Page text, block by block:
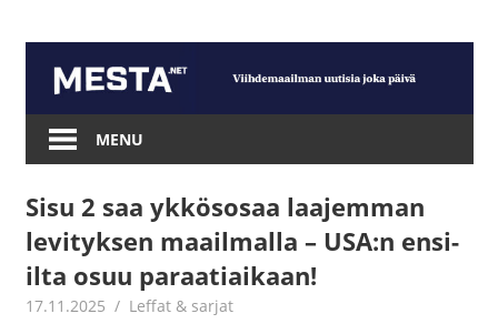
content
Mesta.net
MENU
Sisu 2 saa ykkösosaa laajemman
levityksen maailmalla – USA:n ensi-
ilta osuu paraatiaikaan!
17.11.2025 Jouni Hirn
Leffat & sarjat